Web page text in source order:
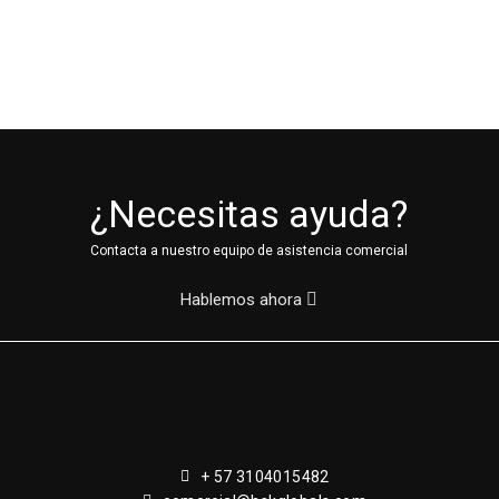
¿Necesitas ayuda?
Contacta a nuestro equipo de asistencia comercial
Hablemos ahora
+ 57 3104015482